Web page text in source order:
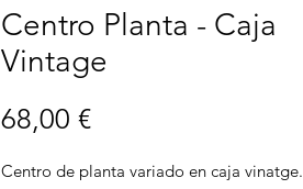
Centro Planta - Caja
Vintage
68,00 €Precio
Centro de planta variado en caja vinatge.